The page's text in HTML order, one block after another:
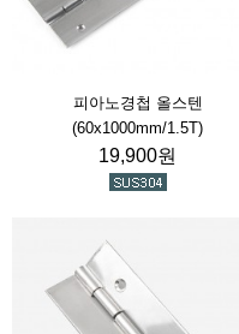
피아노경첩 올스텐
(60x1000mm/1.5T)
19,900원